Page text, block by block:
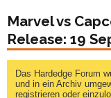
Marvel vs
Release: 19
Das Hardedge Forum
und in ein Archiv
registrieren oder